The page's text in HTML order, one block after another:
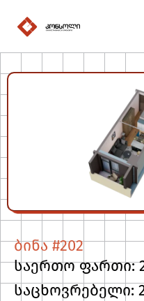
ბინა #202
საერთო ფართი:
საცხოვრებელი: